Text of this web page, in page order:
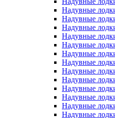
Надувные
Надувные
Надувные
Надувные
Надувные
Надувные
Надувные
Надувные
Надувные
Надувные
Надувные
Надувные
Надувные